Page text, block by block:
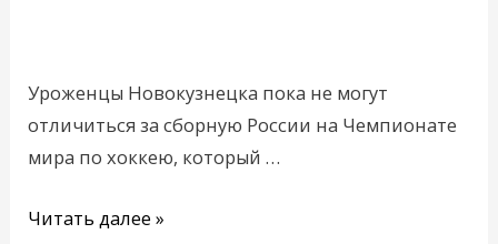
Уроженцы Новокузнецка пока не могут
отличиться за сборную России на Чемпионате
мира по хоккею, который …
Читать далее »